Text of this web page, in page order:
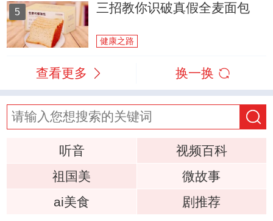
5 三招教你识破真假全麦面包
健康之路
查看更多 换一换
听音
视频百科
祖国美
微故事
ai美食
剧推荐